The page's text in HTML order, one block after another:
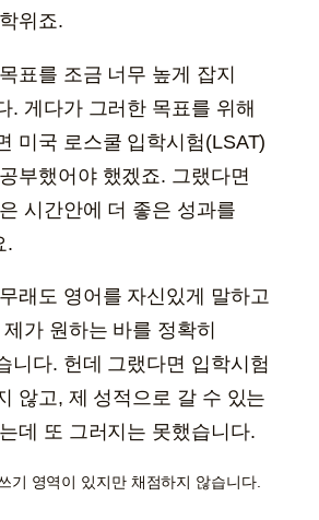
위죠.
표를 조금 너무 높게 잡지
. 게다가 그러한 목표를 위해
미국 로스쿨 입학시험(LSAT)
부했어야 했겠죠. 그랬다면
시간안에 더 좋은 성과를
.
래도 영어를 자신있게 말하고
가 원하는 바를 정확히
니다. 헌데 그랬다면 입학시험
않고, 제 성적으로 갈 수 있는
데 또 그러지는 못했습니다.
기 영역이 있지만 채점하지 않습니다.